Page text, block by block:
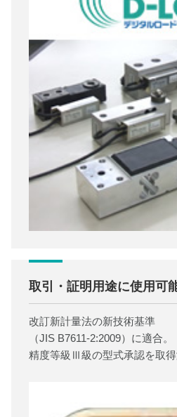
取引・証明用途に使用可
改訂新計量法の新技術基準
（JIS B7611-2:2009）に適合。
精度等級Ⅲ級の型式承認を取得